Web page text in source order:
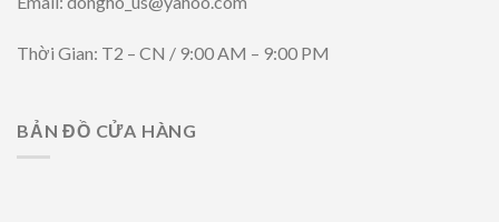
Thời Gian: T2 – CN / 9:00 AM – 9:00 PM
BẢN ĐỒ CỬA HÀNG